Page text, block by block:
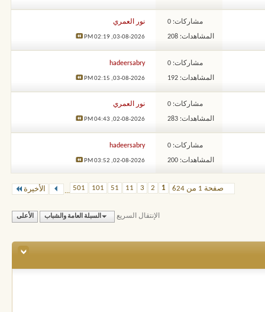
مشاركات: 0
المشاهدات: 208
نور العمري
03-08-2026,
02:19 PM
مشاركات: 0
المشاهدات: 192
hadeersabry
03-08-2026,
02:15 PM
مشاركات: 0
المشاهدات: 283
نور العمري
02-08-2026,
04:43 PM
مشاركات: 0
المشاهدات: 200
hadeersabry
02-08-2026,
03:52 PM
صفحة 1 من 624 1
2
3
11
51
101
501
... الأخيرة
الإنتقال السريع السبلة العامة والشباب الأعلى